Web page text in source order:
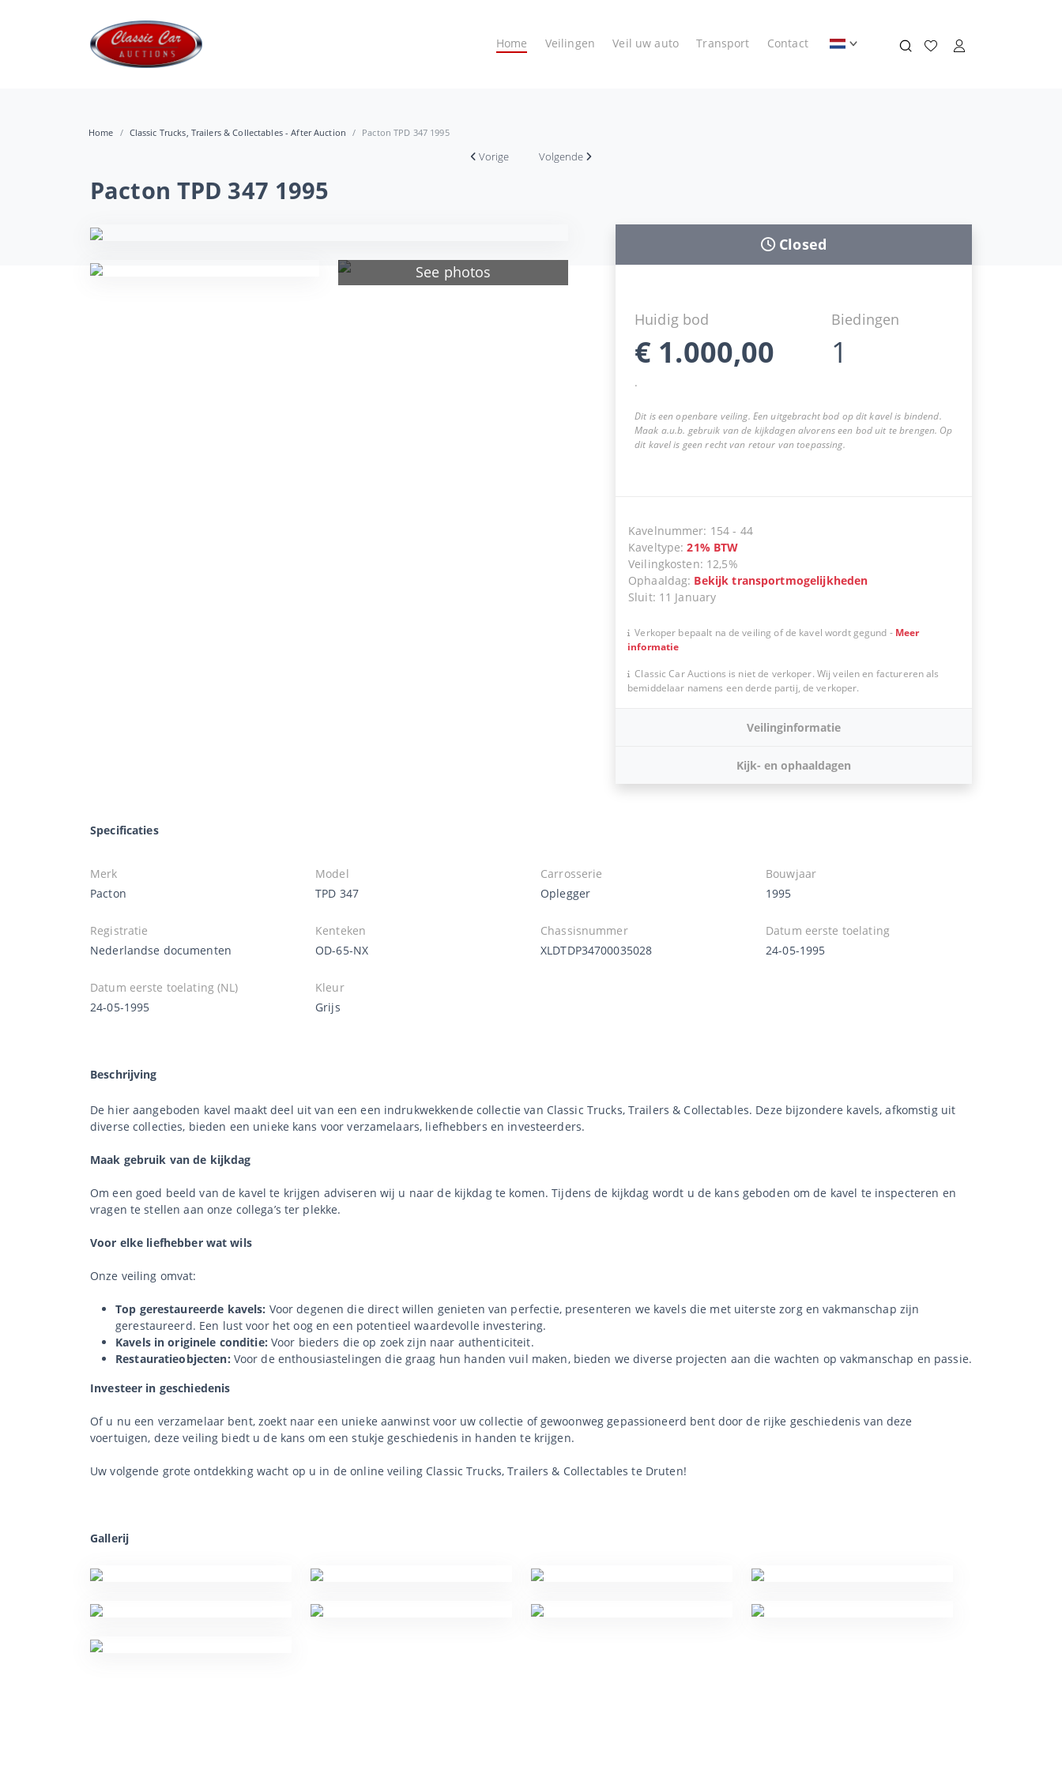
Home Veilingen Veil uw auto Transport Contact
Home Classic Trucks, Trailers & Collectables - After Auction Pacton TPD 347 1995
Vorige Volgende
Pacton TPD 347 1995
See photos
Closed
Huidig bod
€ 1.000,00
Biedingen
1
.
Dit is een openbare veiling. Een uitgebracht bod op dit kavel is bindend.
Maak a.u.b. gebruik van de kijkdagen alvorens een bod uit te brengen. Op
dit kavel is geen recht van retour van toepassing.
Kavelnummer: 154 - 44
Kaveltype:21% BTW
Veilingkosten: 12,5%
Ophaaldag: Bekijk transportmogelijkheden
Sluit: 11 January
Verkoper bepaalt na de veiling of de kavel wordt gegund - Meer
informatie
Classic Car Auctions is niet de verkoper. Wij veilen en factureren als
bemiddelaar namens een derde partij, de verkoper.
Veilinginformatie
Kijk- en ophaaldagen
Specificaties
Merk
Pacton
Model
TPD 347
Carrosserie
Oplegger
Bouwjaar
1995
Registratie
Nederlandse documenten
Kenteken
OD-65-NX
Chassisnummer
XLDTDP34700035028
Datum eerste toelating
24-05-1995
Datum eerste toelating (NL)
24-05-1995
Kleur
Grijs
Beschrijving
De hier aangeboden kavel maakt deel uit van een een indrukwekkende collectie van Classic Trucks, Trailers & Collectables. Deze bijzondere kavels, afkomstig uit
diverse collecties, bieden een unieke kans voor verzamelaars, liefhebbers en investeerders.
Maak gebruik van de kijkdag
Om een goed beeld van de kavel te krijgen adviseren wij u naar de kijkdag te komen. Tijdens de kijkdag wordt u de kans geboden om de kavel te inspecteren en
vragen te stellen aan onze collega’s ter plekke.
Voor elke liefhebber wat wils
Onze veiling omvat:
Top gerestaureerde kavels: Voor degenen die direct willen genieten van perfectie, presenteren we kavels die met uiterste zorg en vakmanschap zijn
gerestaureerd. Een lust voor het oog en een potentieel waardevolle investering.
Kavels in originele conditie: Voor bieders die op zoek zijn naar authenticiteit.
Restauratieobjecten: Voor de enthousiastelingen die graag hun handen vuil maken, bieden we diverse projecten aan die wachten op vakmanschap en passie.
Investeer in geschiedenis
Of u nu een verzamelaar bent, zoekt naar een unieke aanwinst voor uw collectie of gewoonweg gepassioneerd bent door de rijke geschiedenis van deze
voertuigen, deze veiling biedt u de kans om een stukje geschiedenis in handen te krijgen.
Uw volgende grote ontdekking wacht op u in de online veiling Classic Trucks, Trailers & Collectables te Druten!
Gallerij